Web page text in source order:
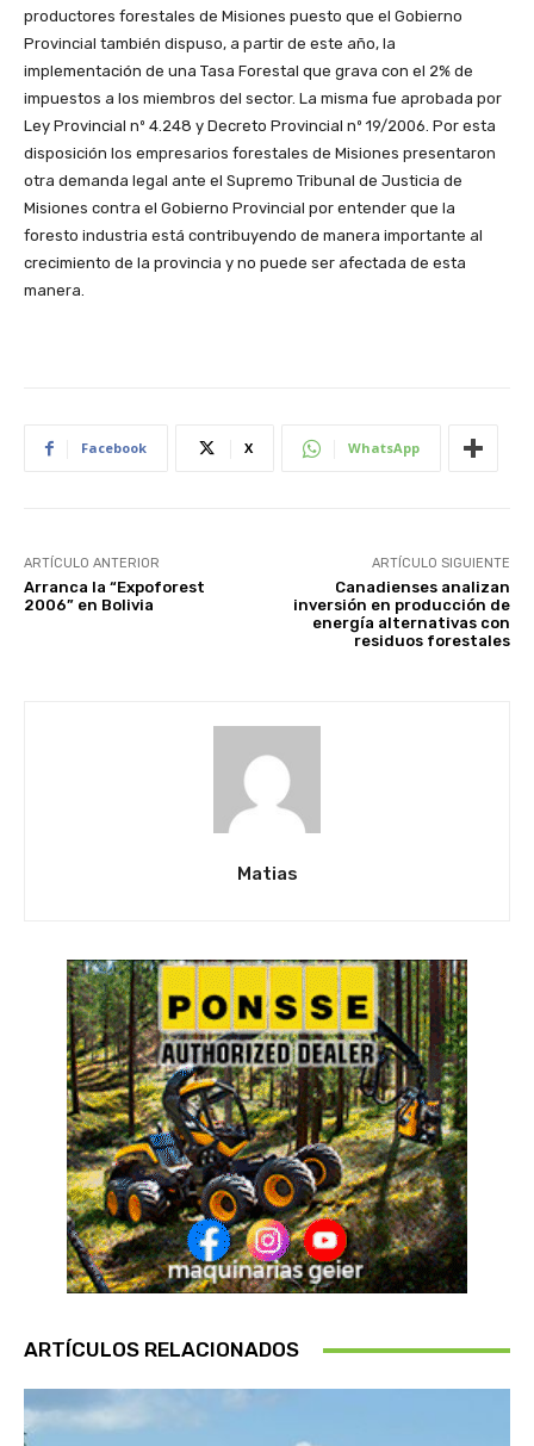
productores forestales de Misiones puesto que el Gobierno
Provincial también dispuso, a partir de este año, la
implementación de una Tasa Forestal que grava con el 2% de
impuestos a los miembros del sector. La misma fue aprobada por
Ley Provincial nº 4.248 y Decreto Provincial nº 19/2006. Por esta
disposición los empresarios forestales de Misiones presentaron
otra demanda legal ante el Supremo Tribunal de Justicia de
Misiones contra el Gobierno Provincial por entender que la
foresto industria está contribuyendo de manera importante al
crecimiento de la provincia y no puede ser afectada de esta
manera.
Facebook X WhatsApp
ARTÍCULO ANTERIOR
Arranca la “Expoforest
2006” en Bolivia
ARTÍCULO SIGUIENTE
Canadienses analizan
inversión en producción de
energía alternativas con
residuos forestales
Matias
ARTÍCULOS RELACIONADOS